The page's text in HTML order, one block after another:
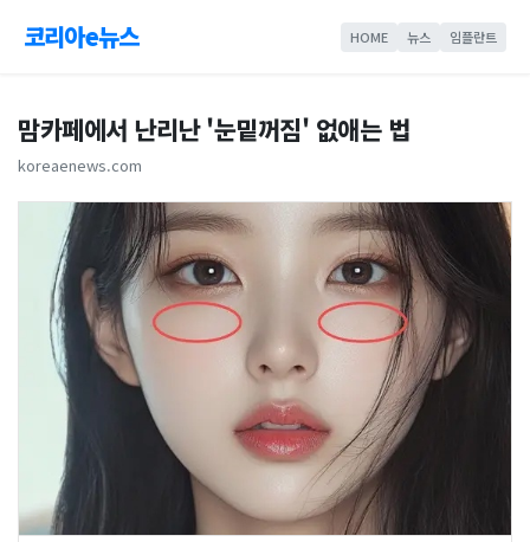
코리아e뉴스 HOME 뉴스 임플란트
맘카페에서 난리난 '눈밑꺼짐' 없애는 법
koreaenews.com